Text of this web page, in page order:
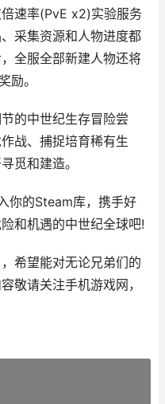
速率(PvE x2)实验服务
采集资源和人物进度都
全服全部新建人物还将
励。
的中世纪生存冒险尝
战、捕捉培育稀有生
觅和建造。
你的Steam库，携手好
和机遇的中世纪全球吧!
希望能对无论兄弟们的
敬请关注手机游戏网，